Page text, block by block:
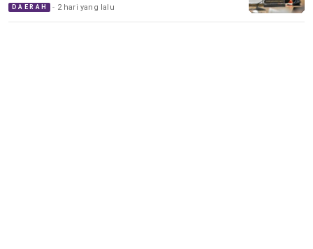
DAERAH 2 hari yang lalu